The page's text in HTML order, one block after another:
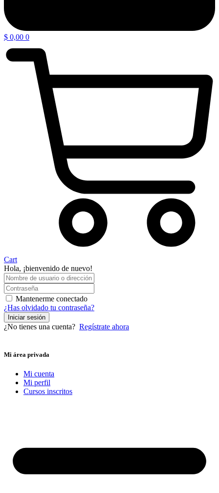
$ 0,00 0
Cart
Hola, ¡bienvenido de nuevo!
Mantenerme conectado
¿Has olvidado tu contraseña?
Iniciar sesión
¿No tienes una cuenta? Regístrate ahora
Mi área privada
Mi cuenta
Mi perfil
Cursos inscritos